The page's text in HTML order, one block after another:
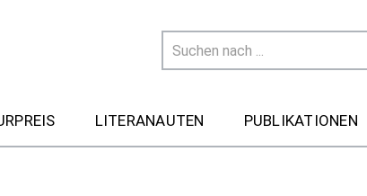
LITERANAUTEN PUBLIKATIONEN